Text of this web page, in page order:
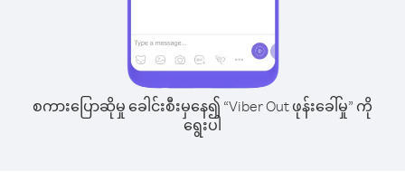
စကားပြောဆိုမှု ခေါင်းစီးမှနေ၍ “Viber Out ဖုန်းခေါ်မှု” ကို
ရွေးပါ